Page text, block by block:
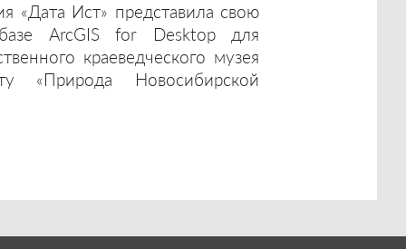
«Дата Ист» представила свою
ArcGIS for Desktop для
краеведческого музея
«Природа Новосибирской